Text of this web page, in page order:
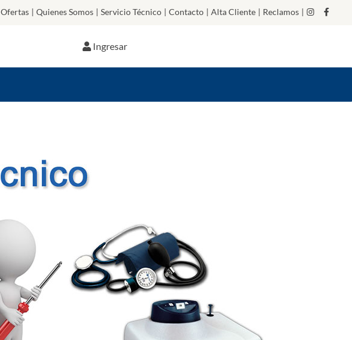
Ofertas | Quienes Somos | Servicio Técnico | Contacto | Alta Cliente | Reclamos |
Ingresar